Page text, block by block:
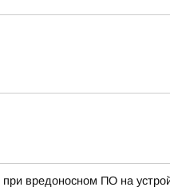
вредоносном ПО на